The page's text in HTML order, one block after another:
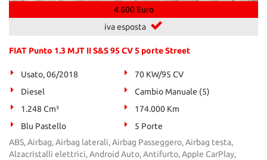
4.600 Euro
iva esposta
FIAT Punto 1.3 MJT II S&S 95 CV 5 porte Street
Usato, 06/2018
70 KW/95 CV
Diesel
Cambio Manuale (5)
1.248 Cm³
174.000 Km
Blu Pastello
5 Porte
ABS, Airbag, Airbag laterali, Airbag Passeggero, Airbag testa,
Alzacristalli elettrici, Android Auto, Antifurto, Apple CarPlay,